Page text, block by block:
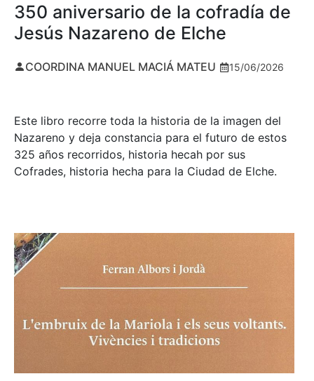
350 aniversario de la cofradía de
Jesús Nazareno de Elche
COORDINA MANUEL MACIÁ MATEU 15/06/2026
Este libro recorre toda la historia de la imagen del
Nazareno y deja constancia para el futuro de estos
325 años recorridos, historia hecah por sus
Cofrades, historia hecha para la Ciudad de Elche.